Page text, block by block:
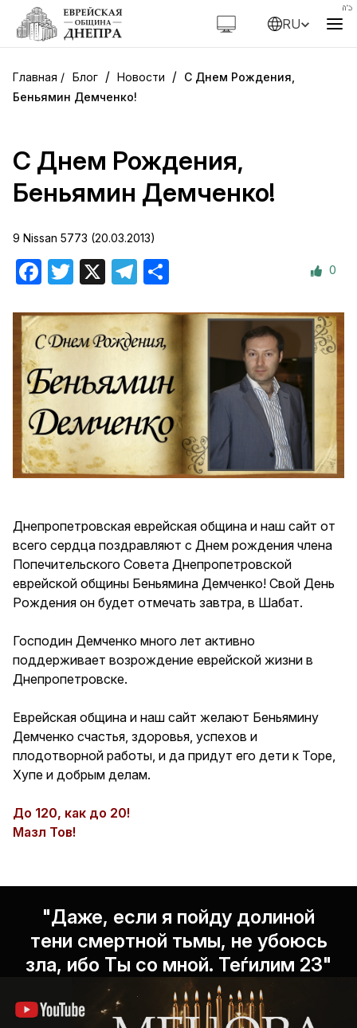
RU
Блог / Новости / С Днем Рождения,
Беньямин Демченко!
С Днем Рождения,
Беньямин Демченко!
9 Nissan 5773 (20.03.2013)
Facebook
Twitter Telegram 0
Днепропетровская еврейская община и наш сайт от
всего сердца поздравляют с Днем рождения члена
Попечительского Совета Днепропетровской
еврейской общины Беньямина Демченко! Свой День
Рождения он будет отмечать завтра, в Шабат.
Господин Демченко много лет активно
поддерживает возрождение еврейской жизни в
Днепропетровске.
Еврейская община и наш сайт желают Беньямину
Демченко счастья, здоровья, успехов и
плодотворной работы, и да придут его дети к Торе,
Хупе и добрым делам.
До 120, как до 20!
Мазл Тов!
"Даже, если я пойду долиной
тени смертной тьмы, не убоюсь
зла, ибо Ты со мной. Теѓилим 23"